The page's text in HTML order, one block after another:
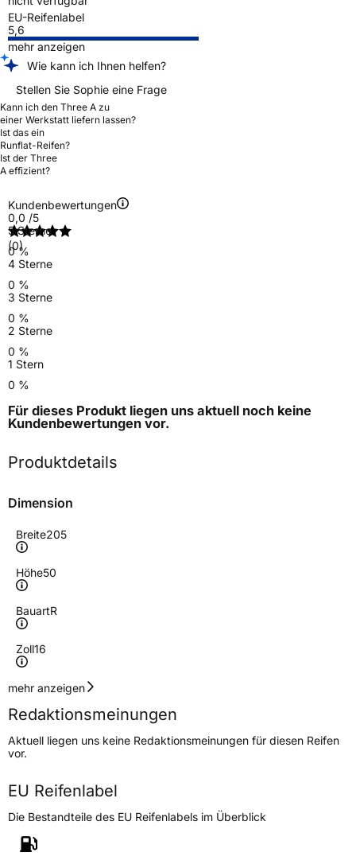
EU-Reifenlabel
5,6
mehr anzeigen
Wie kann ich Ihnen helfen?
Stellen Sie Sophie eine Frage
Kann ich den Three A zu
einer Werkstatt liefern lassen?
Ist das ein
Runflat-Reifen?
Ist der Three
A effizient?
Kundenbewertungen
0,0 /5
(0)
5 Sterne
0 %
4 Sterne
0 %
3 Sterne
0 %
2 Sterne
0 %
1 Stern
0 %
Für dieses Produkt liegen uns aktuell noch keine
Kundenbewertungen vor.
Produktdetails
Dimension
Breite205
Höhe50
BauartR
Zoll16
Geschwindigkeitsindex
Höchstgeschwindigkeit
270 km/h
Lastindex87
Höchstlast545 kg
Generelle Merkmale
Fahrzeugtyp
mehr anzeigen
Redaktionsmeinungen
Aktuell liegen uns keine Redaktionsmeinungen für diesen Reifen
vor.
EU Reifenlabel
Die Bestandteile des EU Reifenlabels im Überblick